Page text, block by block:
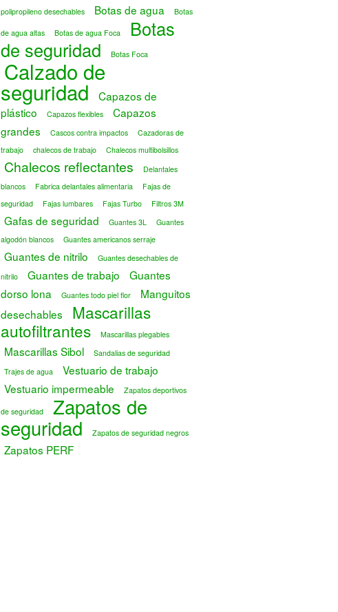
polipropileno desechables
Botas de agua Botas
de agua altas Botas de agua Foca
Botas
de seguridad
Botas Foca
Calzado de
seguridad
Capazos de
plástico
Capazos flexibles
Capazos
grandes
Cascos contra impactos
Cazadoras de
trabajo
chalecos de trabajo Chalecos multibolsillos
Chalecos reflectantes
Delantales
blancos
Fabrica delantales alimentaria
Fajas de
seguridad
Fajas lumbares Fajas Turbo Filtros 3M
Gafas de seguridad Guantes 3L
Guantes
algodón blancos
Guantes americanos serraje
Guantes de nitrilo
Guantes desechables de
nitrilo
Guantes de trabajo
Guantes
dorso lona
Guantes todo piel flor
Manguitos
desechables
Mascarillas
autofiltrantes
Mascarillas plegables
Mascarillas Sibol
Sandalias de seguridad
Trajes de agua
Vestuario de trabajo
Vestuario impermeable
Zapatos deportivos
de seguridad Zapatos de
seguridad Zapatos de seguridad negros
Zapatos PERF